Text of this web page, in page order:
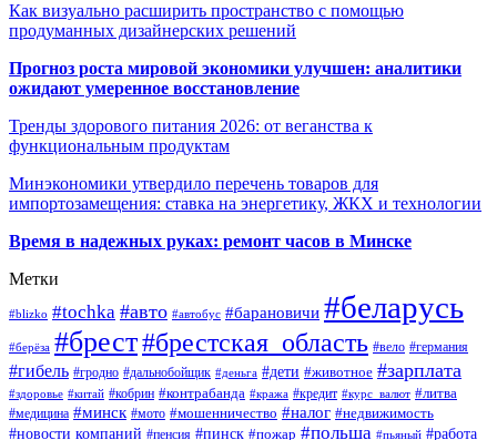
Как визуально расширить пространство с помощью
продуманных дизайнерских решений
Прогноз роста мировой экономики улучшен: аналитики
ожидают умеренное восстановление
Тренды здорового питания 2026: от веганства к
функциональным продуктам
Минэкономики утвердило перечень товаров для
импортозамещения: ставка на энергетику, ЖКХ и технологии
Время в надежных руках: ремонт часов в Минске
Метки
#blizko #tochka #авто #автобус #барановичи #беларусь
#берёза #брест#брестская_область #вело #германия
#гибель #гродно #дальнобойщик #деньга #дети #животное #зарплата
#здоровье #китай #кобрин #контрабанда #кража #кредит #курс_валют #литва
#медицина #минск #мото #мошенничество #налог #недвижимость
#новости компаний #пенсия #пинск #пожар #польша #пьяный #работа